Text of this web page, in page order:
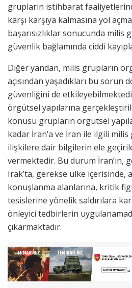
grupların istihbarat
karşı karşıya kalmasına yol
başarısızlıklar sonucunda
güvenlik bağlamında ciddi
Diğer yandan, milis grupların
açısından yaşadıkları bu sorun
güvenliğini de
örgütsel yapılarına
konusu grupların örgütsel
kadar İran’a ve İran ile ilgili milis
ilişkilere dair bilgilerin ele
vermektedir. Bu durum İran’ın,
Irak’ta, gerekse ülke içerisinde,
konuşlanma alanlarına, kritik
tesislerine yönelik saldırılara
önleyici tedbirlerin
çıkarmaktadır.